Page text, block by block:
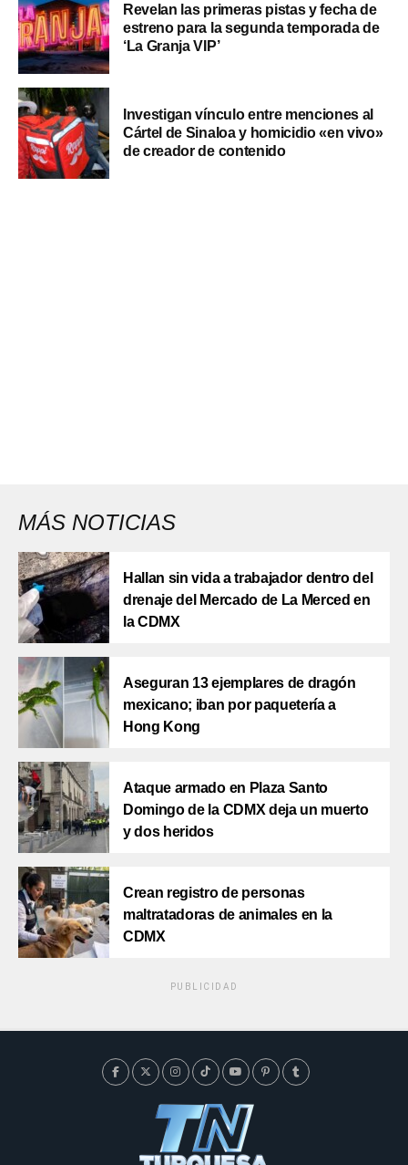
Revelan las primeras pistas y fecha de
estreno para la segunda temporada de
‘La Granja VIP’
Investigan vínculo entre menciones al
Cártel de Sinaloa y homicidio «en vivo»
de creador de contenido
MÁS NOTICIAS
Hallan sin vida a trabajador dentro del
drenaje del Mercado de La Merced en
la CDMX
Aseguran 13 ejemplares de dragón
mexicano; iban por paquetería a
Hong Kong
Ataque armado en Plaza Santo
Domingo de la CDMX deja un muerto
y dos heridos
Crean registro de personas
maltratadoras de animales en la
CDMX
PUBLICIDAD